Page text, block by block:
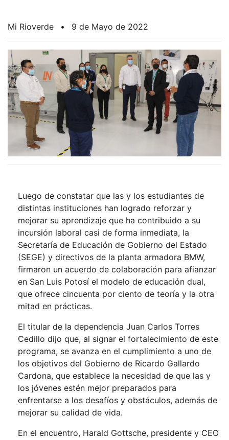
Mi Rioverde • 9 de Mayo de 2022
Luego de constatar que las y los estudiantes de
distintas instituciones han logrado reforzar y
mejorar su aprendizaje que ha contribuido a su
incursión laboral casi de forma inmediata, la
Secretaría de Educación de Gobierno del Estado
(SEGE) y directivos de la planta armadora BMW,
firmaron un acuerdo de colaboración para afianzar
en San Luis Potosí el modelo de educación dual,
que ofrece cincuenta por ciento de teoría y la otra
mitad en prácticas.
El titular de la dependencia Juan Carlos Torres
Cedillo dijo que, al signar el fortalecimiento de este
programa, se avanza en el cumplimiento a uno de
los objetivos del Gobierno de Ricardo Gallardo
Cardona, que establece la necesidad de que las y
los jóvenes estén mejor preparados para
enfrentarse a los desafíos y obstáculos, además de
mejorar su calidad de vida.
En el encuentro, Harald Gottsche, presidente y CEO